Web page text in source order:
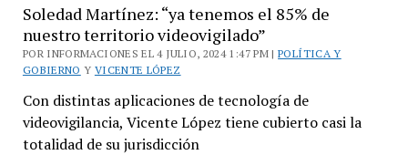
Soledad Martínez: “ya tenemos el 85% de
nuestro territorio videovigilado”
POR INFORMACIONES EL 4 JULIO, 2024 1:47 PM |POLÍTICA Y
GOBIERNO Y VICENTE LÓPEZ
Con distintas aplicaciones de tecnología de
videovigilancia, Vicente López tiene cubierto casi la
totalidad de su jurisdicción